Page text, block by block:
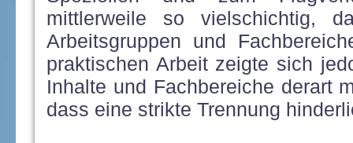
mittlerweile so vielschichtig,
Arbeitsgruppen und
praktischen Arbeit zeigte sich
Inhalte und Fachbereiche derart
dass eine strikte Trennung